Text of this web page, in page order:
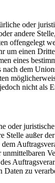
oder
andere
offengelegt
um einen
eines
nach dem
nicht als
oder
Stelle außer
unmittelbaren
Daten zu